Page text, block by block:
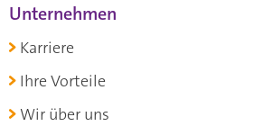
Unternehmen
Karriere
Ihre Vorteile
Wir über uns